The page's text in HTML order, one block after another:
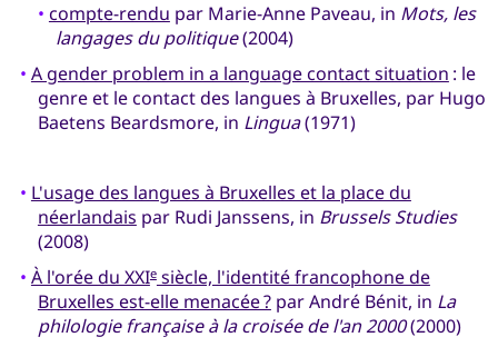
• compte-rendu par Marie-Anne Paveau, in Mots, les
langages du politique(2004)
• A gender problem in a language contact situation : le
genre et le contact des langues à Bruxelles, par Hugo
Baetens Beardsmore, in Lingua(1971)
• L'usage des langues à Bruxelles et la place du
néerlandais par Rudi Janssens, in Brussels Studies
(2008)
• À l'orée du XXIesiècle, l'identité francophone de
Bruxelles est-elle menacée ?par André Bénit, in La
philologie française à la croisée de l'an 2000(2000)